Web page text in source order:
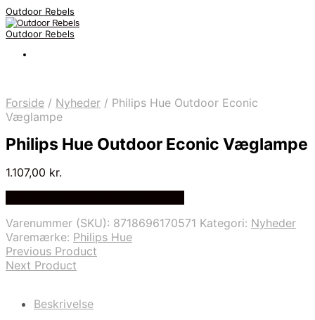
Outdoor Rebels
Outdoor Rebels
Forside / Nyheder / Philips Hue Outdoor Econic
Væglampe
Philips Hue Outdoor Econic Væglampe
1.107,00 kr.
Varenummer (SKU): 8718696170571 Kategori: Nyheder
Varemærke: Philips Hue
Previous Product
Next Product
Beskrivelse